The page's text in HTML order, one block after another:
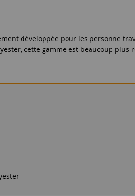
développée pour les personne
cette gamme est beaucoup